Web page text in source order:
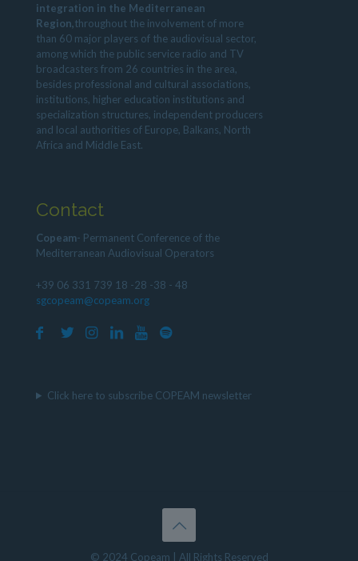
integration in the Mediterranean
Region,throughout the involvement of more
than 60 major players of the audiovisual sector,
among which the public service radio and TV
broadcasters from 26 countries in the area,
besides professional and cultural associations,
institutions, higher education institutions and
specialization structures, independent producers
and local authorities of Europe, Balkans, North
Africa and Middle East.
Contact
Copeam- Permanent Conference of the
Mediterranean Audiovisual Operators
+39 06 331 739 18 -28 -38 - 48
sgcopeam@copeam.org
Click here to subscribe COPEAM newsletter
© 2024 Copeam | All Rights Reserved